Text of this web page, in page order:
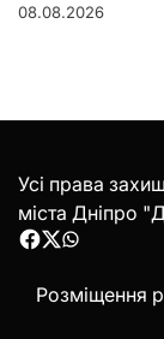
08.08.2026
Усі права
міста Дніпро
Facebook
Twitter
WhatsApp
Розміщення